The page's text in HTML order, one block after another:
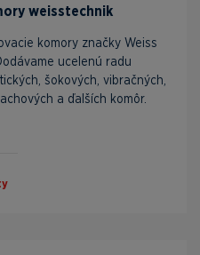
weisstechnik
komory značky Weiss
ucelenú radu
šokových, vibračných,
a ďalších komôr.